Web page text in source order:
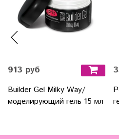
913 руб
Builder Gel Milky Way/
моделирующий гель 15 мл